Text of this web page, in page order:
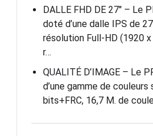
DALLE FHD DE 27″ – Le
doté d’une dalle IPS de
résolution Full-HD (1920
r…
QUALITÉ D’IMAGE – Le
d’une gamme de couleurs
bits+FRC, 16,7 M. de